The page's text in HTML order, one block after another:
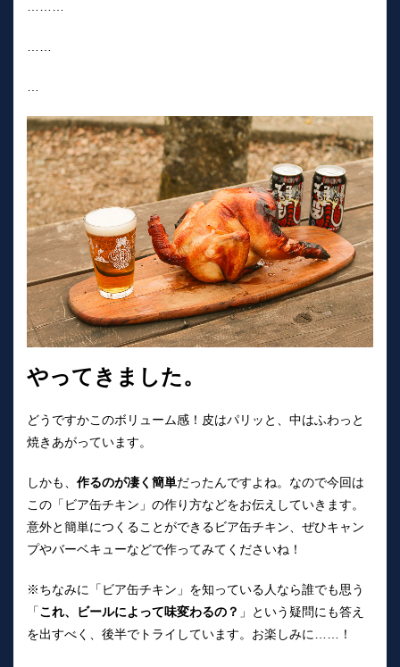
やってきました。
どうですかこのボリューム感！皮はパリッと、中はふわっと
焼きあがっています。
しかも、 作るのが凄く簡単だったんですよね。なので今回は
この「ビア缶チキン」の作り方などをお伝えしていきます。
意外と簡単につくることができるビア缶チキン、ぜひキャン
プやバーベキューなどで作ってみてくださいね！
※ちなみに「ビア缶チキン」を知っている人なら誰でも思う
「これ、ビールによって味変わるの？ 」という疑問にも答え
を出すべく、後半でトライしています。お楽しみに……！